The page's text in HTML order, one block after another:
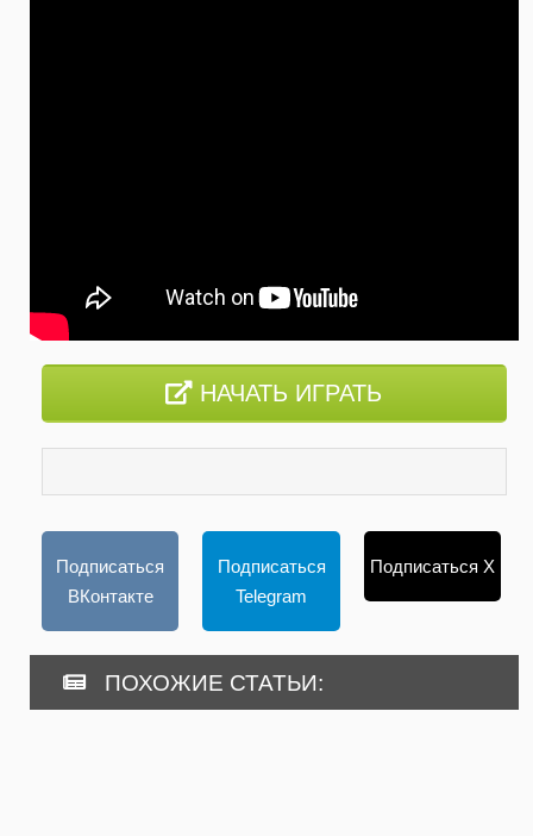
НАЧАТЬ ИГРАТЬ
Подписаться
ВКонтакте
Подписаться
Telegram
Подписаться X
ПОХОЖИЕ СТАТЬИ: